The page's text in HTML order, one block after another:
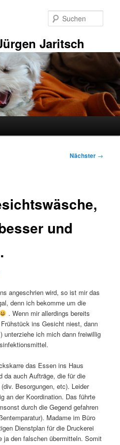
Jaritsch
Nächster →
und
angeschrien wird, so ist mir das
denn ich bekomme um die
. Wenn mir allerdings bereits
ins Gesicht niest, dann
unterziehe ich mich dann freiwillig
das Essen ins Haus
da auch Aufträge, die für die
Besorgungen, etc). Leider
an der Koordination. Das führte
durch die Gegend gefahren
Madame im Büro
Dienstplan für die Druckerei
ja den falschen übermitteln. Somit